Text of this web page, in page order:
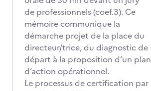
de professionnels (coef.3). Ce
mémoire communique la
démarche projet de la place du
directeur/trice, du diagnostic de
départ à la proposition d’un plan
d’action opérationnel.
Le processus de certification par